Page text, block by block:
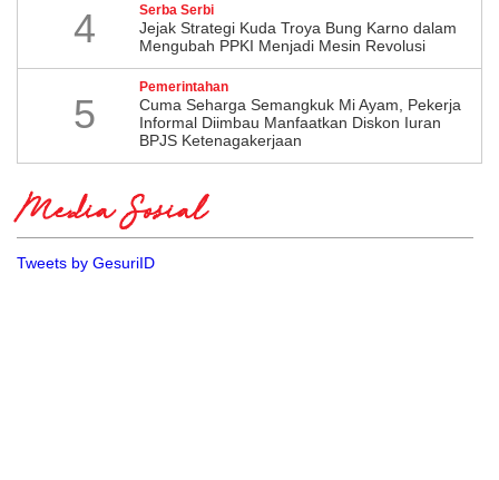
4 Serba Serbi
Jejak Strategi Kuda Troya Bung Karno dalam
Mengubah PPKI Menjadi Mesin Revolusi
5
Pemerintahan
Cuma Seharga Semangkuk Mi Ayam, Pekerja
Informal Diimbau Manfaatkan Diskon Iuran
BPJS Ketenagakerjaan
Media Sosial
Tweets by GesuriID